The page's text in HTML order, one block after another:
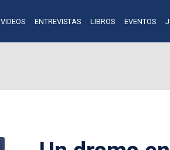
VIDEOS ENTREVISTAS LIBROS EVENTOS